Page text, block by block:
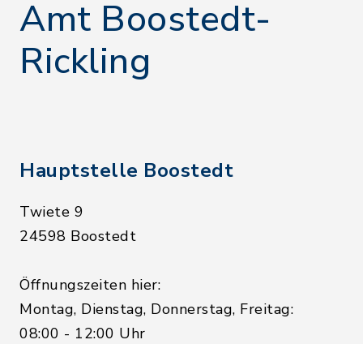
Amt Boostedt-
Rickling
Hauptstelle Boostedt
Twiete 9
24598 Boostedt
Öffnungszeiten hier:
Montag, Dienstag, Donnerstag, Freitag:
08:00 - 12:00 Uhr